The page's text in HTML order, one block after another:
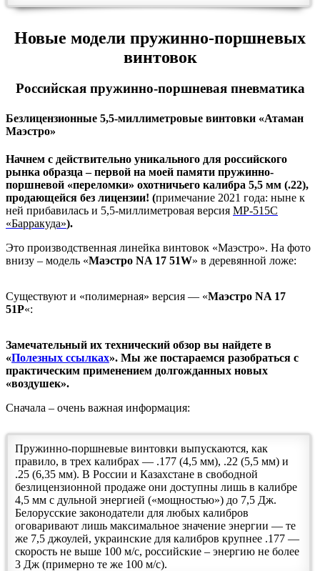
Новые модели пружинно-поршневых
винтовок
Российская пружинно-поршневая пневматика
Безлицензионные 5,5-миллиметровые винтовки «Атаман
Маэстро»
Начнем с действительно уникального для российского
рынка образца – первой на моей памяти пружинно-
поршневой «переломки» охотничьего калибра 5,5 мм (.22),
продающейся без лицензии! (примечание 2021 года: ныне к
ней прибавилась и 5,5-миллиметровая версия МР-515С
«Барракуда»).
Это производственная линейка винтовок «Маэстро». На фото
внизу – модель «Маэстро NA 17 51W» в деревянной ложе:
Существуют и «полимерная» версия — «Маэстро NA 17
51P«:
Замечательный их технический обзор вы найдете в
«Полезных ссылках». Мы же постараемся разобраться с
практическим применением долгожданных новых
«воздушек».
Сначала – очень важная информация:
Пружинно-поршневые винтовки выпускаются, как
правило, в трех калибрах — .177 (4,5 мм), .22 (5,5 мм) и
.25 (6,35 мм). В России и Казахстане в свободной
безлицензионной продаже они доступны лишь в калибре
4,5 мм с дульной энергией («мощностью») до 7,5 Дж.
Белорусские законодатели для любых калибров
оговаривают лишь максимальное значение энергии — те
же 7,5 джоулей, украинские для калибров крупнее .177 —
скорость не выше 100 м/с, российские – энергию не более
3 Дж (примерно те же 100 м/с).